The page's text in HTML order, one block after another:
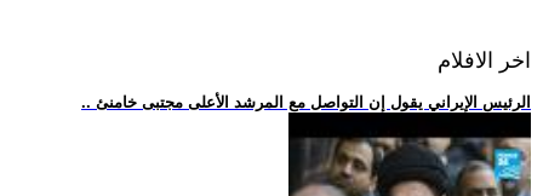
اخر الافلام
.. الرئيس الإيراني يقول إن التواصل مع المرشد الأعلى مجتبى خامنئ